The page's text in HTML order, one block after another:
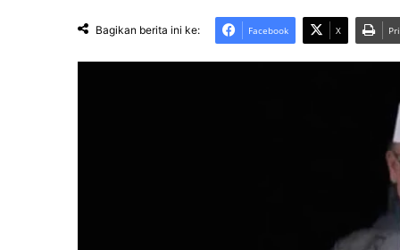
Bagikan berita ini ke: Facebook X